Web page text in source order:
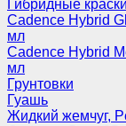
Гибридные
Cadence Hybrid
мл
Cadence Hybrid
мл
Грунтовки
Гуашь
Жидкий жемчуг,